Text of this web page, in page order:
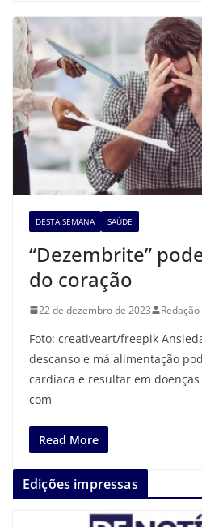
DESTA SEMANA SAÚDE
“Dezembrite”
do coração
22 de dezembro de 2023 Redação
Foto: creativeart/freepik
descanso e má alimentação
cardíaca e resultar em
com
Read More
Edições impressas